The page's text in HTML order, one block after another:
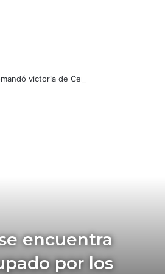
encuentra
por los